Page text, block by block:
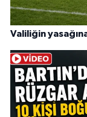
Valiliğin